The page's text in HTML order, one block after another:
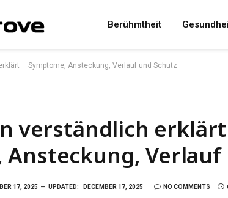
Berühmtheit
– Symptome, Ansteckung, Verlauf und Schutz
verständlich erklärt
Ansteckung, Verlauf
17, 2025 UPDATED: DECEMBER 17, 2025 NO COMMENTS